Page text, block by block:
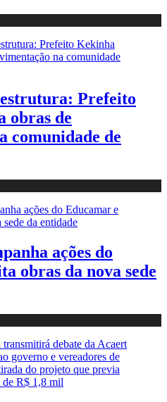
Prefeito
obras de
comunidade de
ações do
obras da nova sede